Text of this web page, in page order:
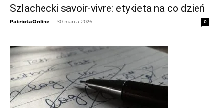
Szlachecki savoir-vivre: etykieta na co dzień
PatriotaOnline - 30 marca 2026 0